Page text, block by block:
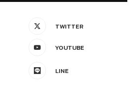
TWITTER
YOUTUBE
LINE